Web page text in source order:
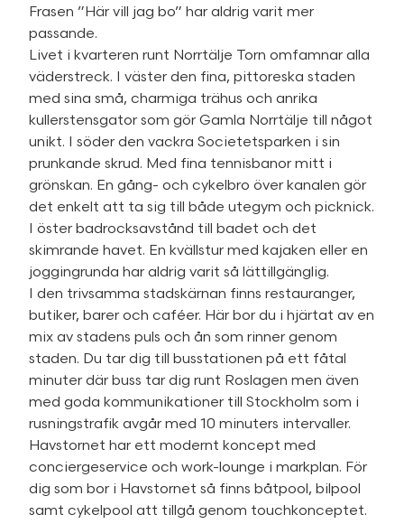
Frasen ”Här vill jag bo” har aldrig varit mer
passande.
Livet i kvarteren runt Norrtälje Torn omfamnar alla
väderstreck. I väster den fina, pittoreska staden
med sina små, charmiga trähus och anrika
kullerstensgator som gör Gamla Norrtälje till något
unikt. I söder den vackra Societetsparken i sin
prunkande skrud. Med fina tennisbanor mitt i
grönskan. En gång- och cykelbro över kanalen gör
det enkelt att ta sig till både utegym och picknick.
I öster badrocksavstånd till badet och det
skimrande havet. En kvällstur med kajaken eller en
joggingrunda har aldrig varit så lättillgänglig.
I den trivsamma stadskärnan finns restauranger,
butiker, barer och caféer. Här bor du i hjärtat av en
mix av stadens puls och ån som rinner genom
staden. Du tar dig till busstationen på ett fåtal
minuter där buss tar dig runt Roslagen men även
med goda kommunikationer till Stockholm som i
rusningstrafik avgår med 10 minuters intervaller.
Havstornet har ett modernt koncept med
conciergeservice och work-lounge i markplan. För
dig som bor i Havstornet så finns båtpool, bilpool
samt cykelpool att tillgå genom touchkonceptet.